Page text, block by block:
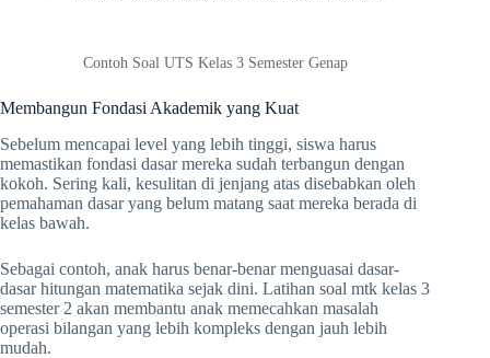
Contoh Soal UTS Kelas 3 Semester Genap
Membangun Fondasi Akademik yang Kuat
Sebelum mencapai level yang lebih tinggi, siswa harus
memastikan fondasi dasar mereka sudah terbangun dengan
kokoh. Sering kali, kesulitan di jenjang atas disebabkan oleh
pemahaman dasar yang belum matang saat mereka berada di
kelas bawah.
Sebagai contoh, anak harus benar-benar menguasai dasar-
dasar hitungan matematika sejak dini. Latihan soal mtk kelas 3
semester 2 akan membantu anak memecahkan masalah
operasi bilangan yang lebih kompleks dengan jauh lebih
mudah.